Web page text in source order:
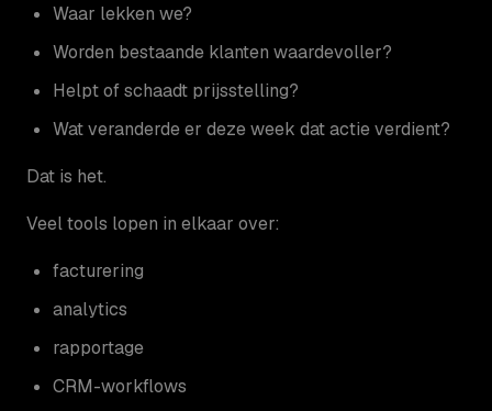
Waar lekken we?
Worden bestaande klanten waardevoller?
Helpt of schaadt prijsstelling?
Wat veranderde er deze week dat actie verdient?
Dat is het.
Veel tools lopen in elkaar over:
facturering
analytics
rapportage
CRM-workflows